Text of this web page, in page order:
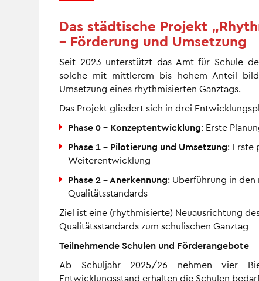
Das städtische Projekt
– Förderung und Umsetzung
Seit 2023 unterstützt das Amt für Schule
solche mit mittlerem bis hohem Anteil
Umsetzung eines rhythmisierten Ganztags.
Das Projekt gliedert sich in drei
Phase 0 – Konzeptentwicklung: Erste
Phase 1 – Pilotierung und Umsetzung: Erste
Weiterentwicklung
Phase 2 – Anerkennung: Überführung in
Qualitätsstandards
Ziel ist eine (rhythmisierte) Neuausrichtung
Qualitätsstandards zum schulischen Ganztag
Teilnehmende Schulen und Förderangebote
Ab Schuljahr 2025/26 nehmen vier
Entwicklungsstand erhalten die Schulen